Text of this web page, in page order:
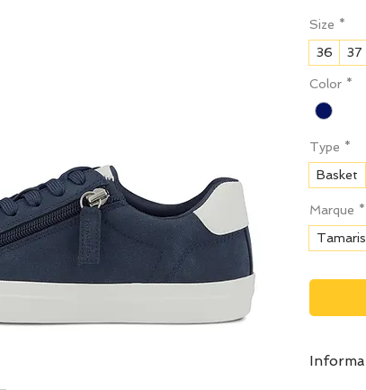
Size *
36
37
Color *
Type *
Basket
Marque *
Tamaris